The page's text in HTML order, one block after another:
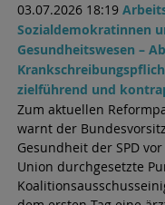
03.07.2026 18:19
Sozialdemokratinnen
Gesundheitswesen –
zielführend und
Zum aktuellen
warnt der
Gesundheit der SPD
Union durchgesetzte